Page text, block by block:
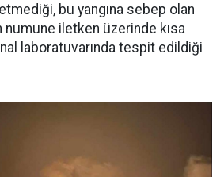
bu yangına sebep olan
numune iletken üzerinde kısa
laboratuvarında tespit edildiği